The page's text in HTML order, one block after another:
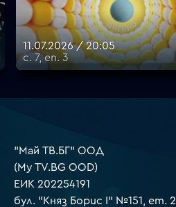
11.07.2026 / 20:05
с. 7, еп. 3
"Май ТВ.БГ" ООД
(My TV.BG OOD)
ЕИК 202254191
бул. "Княз Борис I" №151, ет. 2